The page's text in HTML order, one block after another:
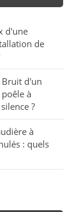
d'une
de
Bruit d'un
poêle à
?
à
: quels